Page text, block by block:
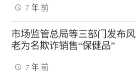
7 年 前
市场监管总局等三部门发布
老为名欺诈销售“保健品”
7 年 前